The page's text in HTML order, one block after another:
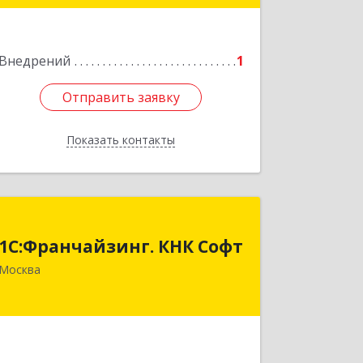
Внедрений 1
Отправить заявку
Показать контакты
Отправить заявку
Назад
1С:Франчайзинг. КНК Софт
Москва
119530, Москва г, Очаковское ш, дом
Подробнее